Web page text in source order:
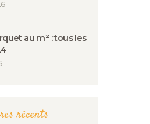
au m² : tous les
récents